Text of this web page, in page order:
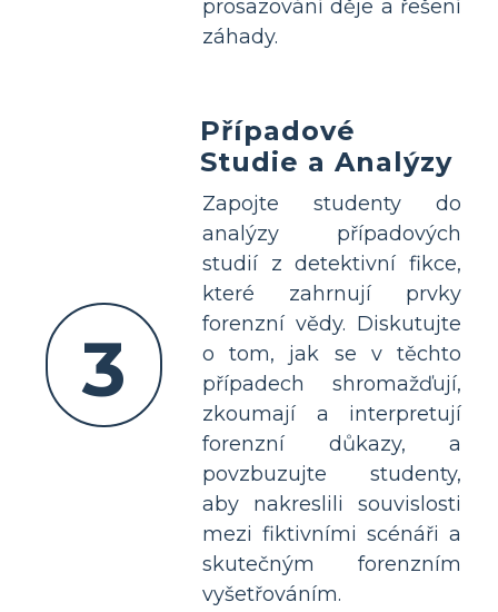
prosazování děje a řešení
záhady.
3
Případové
Studie a Analýzy
Zapojte studenty do
analýzy případových
studií z detektivní fikce,
které zahrnují prvky
forenzní vědy. Diskutujte
o tom, jak se v těchto
případech shromažďují,
zkoumají a interpretují
forenzní důkazy, a
povzbuzujte studenty,
aby nakreslili souvislosti
mezi fiktivními scénáři a
skutečným forenzním
vyšetřováním.